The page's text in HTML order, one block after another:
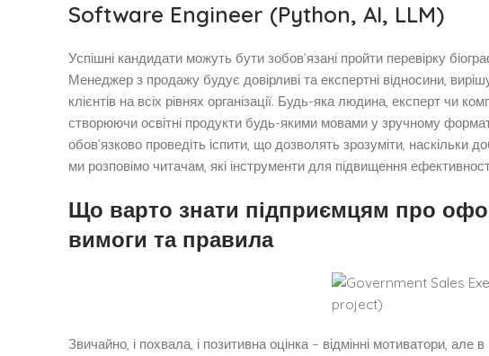
Software Engineer (Python, AI, LLM)
Успішні кандидати можуть бути зобов’язані пройти перевірку
Менеджер з продажу будує довірливі та експертні відносини,
клієнтів на всіх рівнях організації. Будь-яка людина, експерт чи
створюючи освітні продукти будь-якими мовами у зручному
обов’язково проведіть іспити, що дозволять зрозуміти, наскільки
ми розповімо читачам, які інструменти для підвищення
Що варто знати підприємцям про
вимоги та правила
Звичайно, і похвала, і позитивна оцінка – відмінні мотиватори, але